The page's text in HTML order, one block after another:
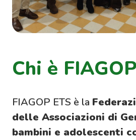
Chi è FIAGOP
FIAGOP ETS è la
delle Associazioni di
bambini e adolescenti